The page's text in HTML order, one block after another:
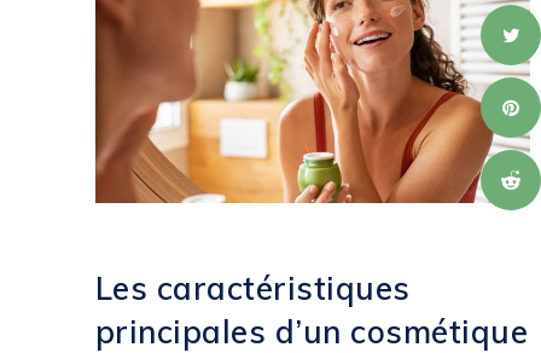
Les caractéristiques
principales d’un cosmétique